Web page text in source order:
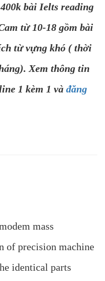
bài Ielts reading
từ 10-18 gồm bài
từ vựng khó ( thời
Xem thông tin
1 kèm 1 và đăng
mass
of precision machine
identical parts